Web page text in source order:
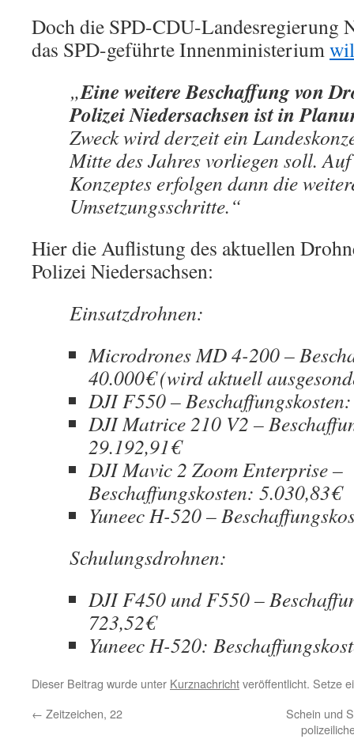
Doch die SPD-CDU-Landesregierung
das SPD-geführte Innenministerium
„Eine weitere Beschaffung von
Polizei Niedersachsen ist in
Zweck wird derzeit ein
Mitte des Jahres vorliegen soll.
Konzeptes erfolgen dann die
Umsetzungsschritte.“
Hier die Auflistung des aktuellen
Polizei Niedersachsen:
Einsatzdrohnen:
Microdrones MD 4-200 –
40.000€ (wird aktuell
DJI F550 –
DJI Matrice 210 V2 –
29.192,91€
DJI Mavic 2 Zoom Enterprise –
Beschaffungskosten: 5.030,83€
Yuneec H-520 –
Schulungsdrohnen:
DJI F450 und F550 –
723,52€
Yuneec H-520:
Dieser Beitrag wurde unter Kurznachrichtveröffentlicht. Setze
← Zeitzeichen, 22
Schein und